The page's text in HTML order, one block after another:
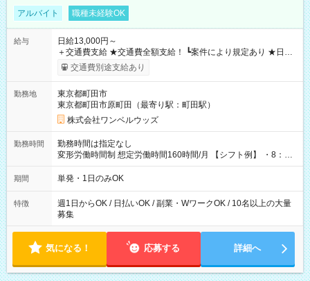
アルバイト 職種未経験OK
給与
日給13,000円～
＋交通費支給 ★交通費全額支給！ ┗案件により規定あり ★日払
いOK！（規定あり） ┗働いたその日に現金GET♪ お仕事後はコ
ンビニATMから 日払い分を引き落とせます！ 【試用期間】試
交通費別途支給あり
勤務地
東京都町田市
東京都町田市原町田（最寄り駅：町田駅）
株式会社ワンベルウッズ
勤務時間
勤務時間は指定なし
変形労働時間制 想定労働時間160時間/月 【シフト例】 ・8：00
～21：00
期間 単発・1日のみOK
特徴
週1日からOK / 日払いOK / 副業・WワークOK / 10名以上の大量
募集
気になる！ 応募する 詳細へ